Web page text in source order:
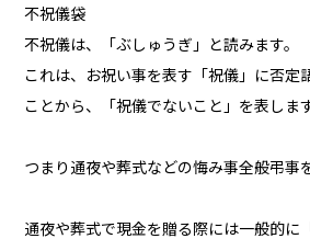
不祝儀袋
不祝儀は、「ぶしゅうぎ」と読みます。
これは、お祝い事を表す「祝儀」に否定
ことから、「祝儀でないこと」を表します
つまり通夜や葬式などの悔み事全般弔事
通夜や葬式で現金を贈る際には一般的に